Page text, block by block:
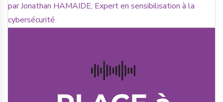
par Jonathan HAMAIDE, Expert en sensibilisation à la
cybersécurité